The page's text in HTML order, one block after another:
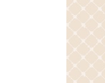
불안하다
Part 4.
서로에
모든 이